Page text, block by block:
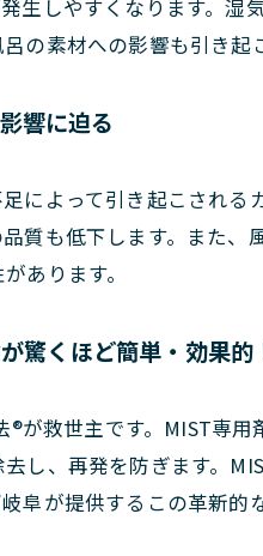
生しやすくなります。
の素材への影響も引き起
響に迫る
によって引き起こされ
質も低下します。また、
あります。
驚くほど簡単・効果的
が救世主です。MIST専
し、再発を防ぎます。
阜が提供するこの革新